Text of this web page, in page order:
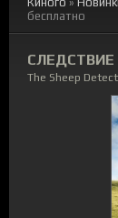
бесплатно
СЛЕДСТВИЕ
The Sheep